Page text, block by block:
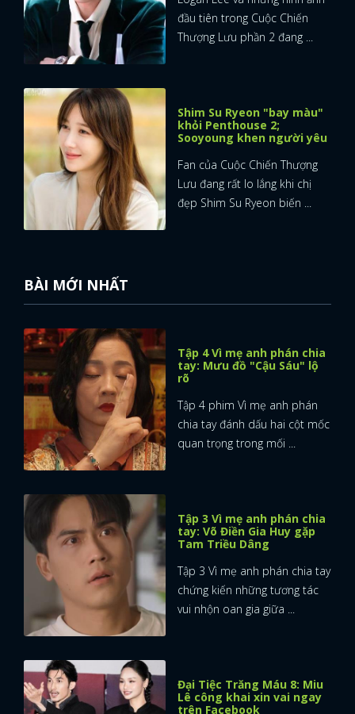
đầu tiên trong Cuộc Chiến
Thượng Lưu phần 2 đang ...
Shim Su Ryeon "bay màu"
khỏi Penthouse 2;
Sooyoung khen người yêu
Fan của Cuộc Chiến Thượng
Lưu đang rất lo lắng khi chị
đẹp Shim Su Ryeon biến ...
BÀI MỚI NHẤT
Tập 4 Vì mẹ anh phán chia
tay: Mưu đồ "Cậu Sáu" lộ
rõ
Tập 4 phim Vì mẹ anh phán
chia tay đánh dấu hai cột mốc
quan trọng trong mối ...
Tập 3 Vì mẹ anh phán chia
tay: Võ Điền Gia Huy gặp
Tam Triều Dâng
Tập 3 Vì mẹ anh phán chia tay
chứng kiến những tương tác
vui nhộn oan gia giữa ...
Đại Tiệc Trăng Máu 8: Miu
Lê công khai xin vai ngay
trên Facebook